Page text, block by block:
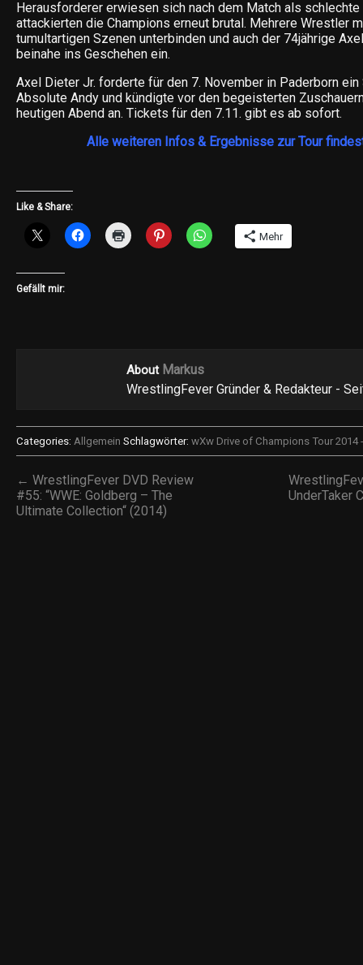
Herausforderer erwiesen sich nach dem Match als schlechte
attackierten die Champions erneut brutal. Mehrere Wrestler
tumultartigen Szenen unterbinden und auch der 74jährige
beinahe ins Geschehen ein.
Axel Dieter Jr. forderte für den 7. November in Paderborn
Absolute Andy und kündigte vor den begeisterten
heutigen Abend an. Tickets für den 7.11. gibt es ab sofort.
Alle weiteren Infos & Ergebnisse zur Tour
Like & Share:
Mehr
Gefällt mir:
About Markus
WrestlingFever Gründer & Redakteur -
Categories: Allgemein Schlagwörter: wXw Drive of Champions Tour 2014
← WrestlingFever DVD Review
#55: “WWE: Goldberg – The
Ultimate Collection“ (2014)
UnderTaker